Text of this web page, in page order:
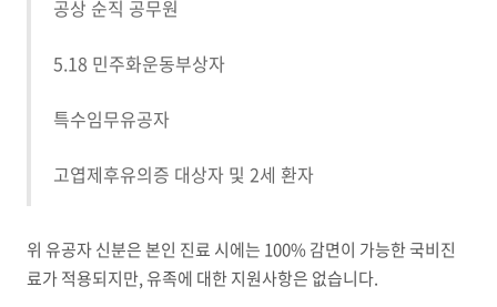
공상 순직 공무원
5.18 민주화운동부상자
특수임무유공자
고엽제후유의증 대상자 및 2세 환자
위 유공자 신분은 본인 진료 시에는 100%감면이 가능한 국비진
료가 적용되지만,유족에 대한 지원사항은 없습니다.